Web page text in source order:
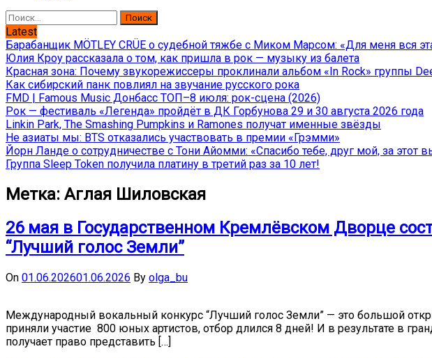
Найти:
Latest
Барабанщик MÖTLEY CRÜE о судебной тяжбе с Миком Марсом: «Для меня вся
Юлия Кроу рассказала о том, как пришла в рок — музыку из балета
Красная зона: Почему звукорежиссеры проклинали альбом «In Rock» группы
Как сибирский панк повлиял на звучание русского рока
FMD | Famous Music Донбасс ТОП–8 июля: рок-сцена (2026)
Рок — фестиваль «Легенда» пройдёт в ДК Горбунова 29 и 30 августа 2026 года
Linkin Park, The Smashing Pumpkins и Ramones получат именные звёзды
Не азиаты мы: BTS отказались участвовать в премии «Грэмми»
Йорн Ланде о сотрудничестве с Тони Айомми: «Спасибо тебе, друг мой, за этот
Группа Sleep Token получила платину в третий раз за 10 лет!
Метка: Аглая Шиловская
26 мая в Государственном Кремлёвском Дворце
“Лучший голос Земли”
On 01.06.202601.06.2026 By olga_bu
Международный вокальный конкурс “Лучший голос Земли” — это большой
приняли участие 800 юных артистов, отбор длился 8 дней! И в результате в
получает право представить […]